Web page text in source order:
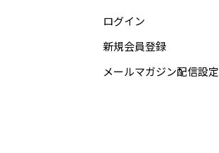
ログイン
新規会員登録
メールマガジン配信設定